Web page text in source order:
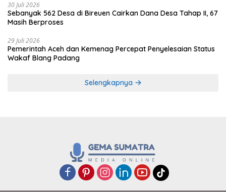
30 Juli 2026
Sebanyak 562 Desa di Bireuen Cairkan Dana Desa Tahap II, 67
Masih Berproses
29 Juli 2026
Pemerintah Aceh dan Kemenag Percepat Penyelesaian Status
Wakaf Blang Padang
Selengkapnya